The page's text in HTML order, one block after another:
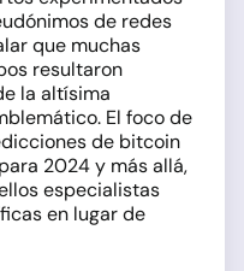
de redes
que muchas
resultaron
la altísima
El foco de
de bitcoin
2024 y más allá,
especialistas
en lugar de